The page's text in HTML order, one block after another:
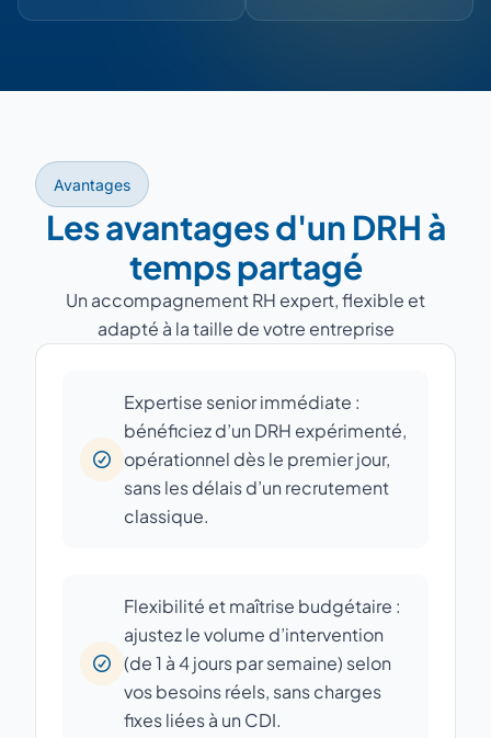
Avantages
Les avantages d'un DRH à
temps partagé
Un accompagnement RH expert, flexible et
adapté à la taille de votre entreprise
Expertise senior immédiate :
bénéficiez d’un DRH expérimenté,
opérationnel dès le premier jour,
sans les délais d’un recrutement
classique.
Flexibilité et maîtrise budgétaire :
ajustez le volume d’intervention
(de 1 à 4 jours par semaine) selon
vos besoins réels, sans charges
fixes liées à un CDI.